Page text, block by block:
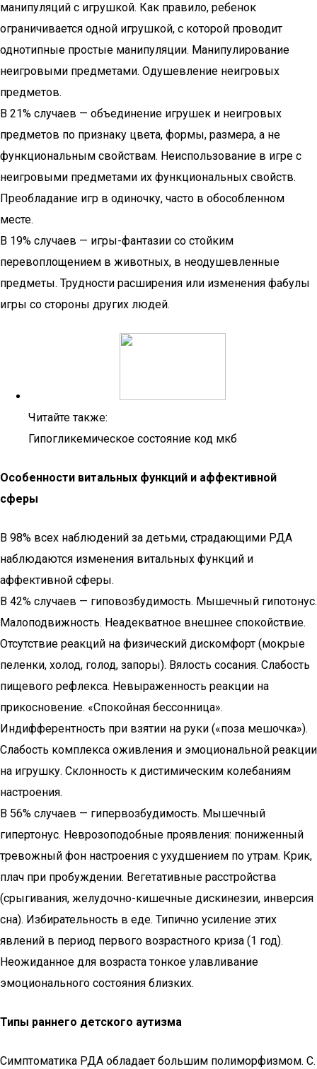
манипуляций с игрушкой. Как правило, ребенок
ограничивается одной игрушкой, с которой проводит
однотипные простые манипуляции. Манипулирование
неигровыми предметами. Одушевление неигровых
предметов.
В 21% случаев — объединение игрушек и неигровых
предметов по признаку цвета, формы, размера, а не
функциональным свойствам. Неиспользование в игре с
неигровыми предметами их функциональных свойств.
Преобладание игр в одиночку, часто в обособленном
месте.
В 19% случаев — игры-фантазии со стойким
перевоплощением в животных, в неодушевленные
предметы. Трудности расширения или изменения фабулы
игры со стороны других людей.
Читайте также:
Гипогликемическое состояние код мкб
Особенности витальных функций и аффективной
сферы
В 98% всех наблюдений за детьми, страдающими РДА
наблюдаются изменения витальных функций и
аффективной сферы.
В 42% случаев — гиповозбудимость. Мышечный гипотонус.
Малоподвижность. Неадекватное внешнее спокойствие.
Отсутствие реакций на физический дискомфорт (мокрые
пеленки, холод, голод, запоры). Вялость сосания. Слабость
пищевого рефлекса. Невыраженность реакции на
прикосновение. «Спокойная бессонница».
Индифферентность при взятии на руки («поза мешочка»).
Слабость комплекса оживления и эмоциональной реакции
на игрушку. Склонность к дистимическим колебаниям
настроения.
В 56% случаев — гипервозбудимость. Мышечный
гипертонус. Неврозоподобные проявления: пониженный
тревожный фон настроения с ухудшением по утрам. Крик,
плач при пробуждении. Вегетативные расстройства
(срыгивания, желудочно-кишечные дискинезии, инверсия
сна). Избирательность в еде. Типично усиление этих
явлений в период первого возрастного криза (1 год).
Неожиданное для возраста тонкое улавливание
эмоционального состояния близких.
Типы раннего детского аутизма
Симптоматика РДА обладает большим полиморфизмом. С.